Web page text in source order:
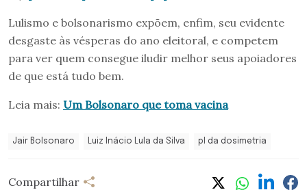
Lulismo e bolsonarismo expõem, enfim, seu evidente
desgaste às vésperas do ano eleitoral, e competem
para ver quem consegue iludir melhor seus apoiadores
de que está tudo bem.
Leia mais: Um Bolsonaro que toma vacina
Jair Bolsonaro Luiz Inácio Lula da Silva pl da dosimetria
Compartilhar